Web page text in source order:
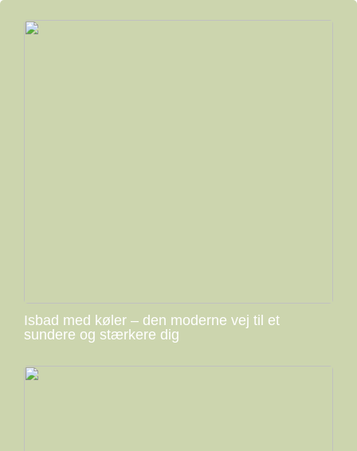
Isbad med køler – den moderne vej til et
sundere og stærkere dig